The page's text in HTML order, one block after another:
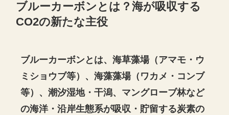
ブルーカーボンとは？海が吸収する
CO2の新たな主役
ブルーカーボンとは、海草藻場（アマモ・ウ
ミショウブ等）、海藻藻場（ワカメ・コンブ
等）、潮汐湿地・干潟、マングローブ林など
の海洋・沿岸生態系が吸収・貯留する炭素の